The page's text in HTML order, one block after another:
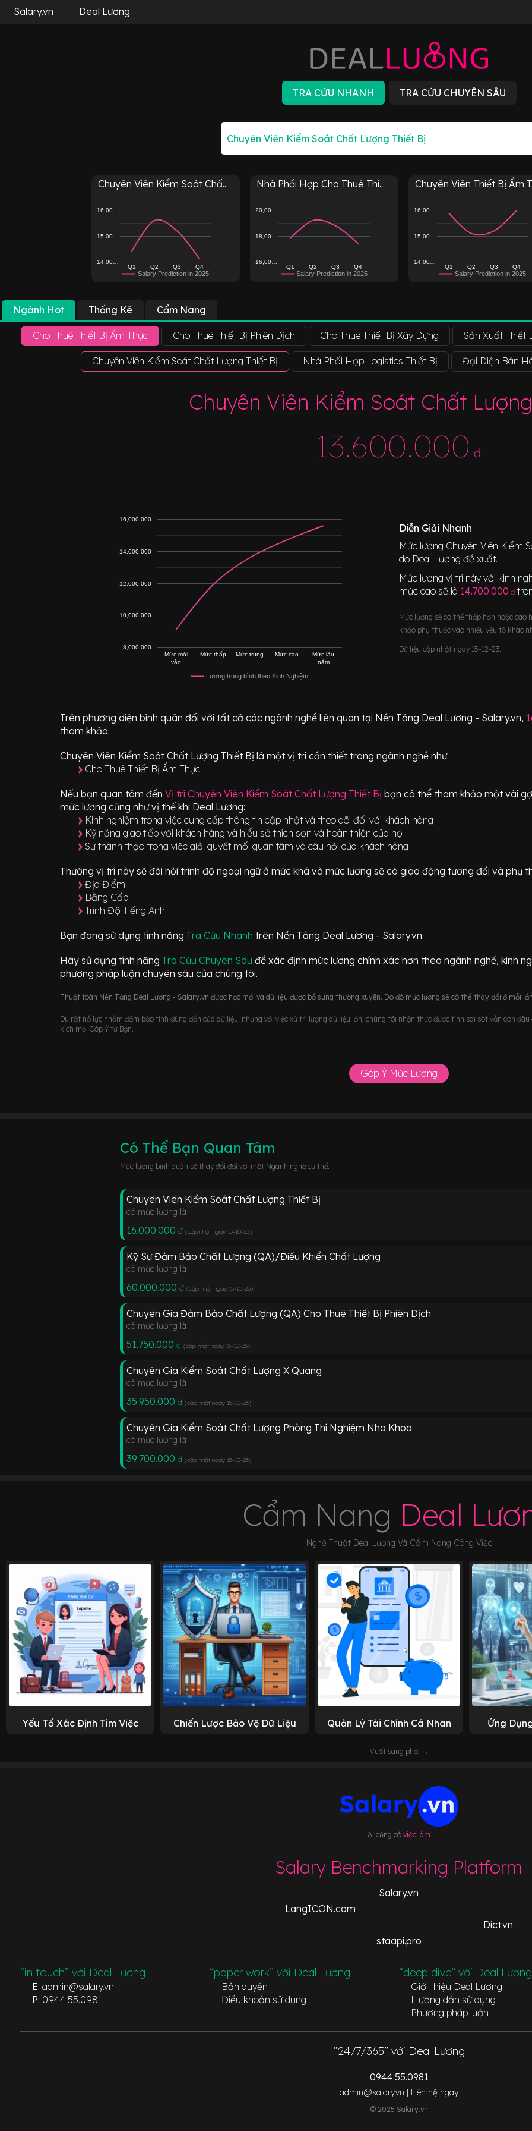
Salary.vn Deal Lương
Chuyên Viên Kiểm Soát Chấ...
Salary Prediction in 2025
Q1 Q2 Q3 Q4
14,00…
15,00…
16,00…
Nhà Phối Hợp Cho Thuê Thi...
Salary Prediction in 2025
Q1 Q2 Q3 Q4
16,00…
18,00…
20,00…
Chuyên Viên Thiết Bị Ẩm
Salary Prediction in 2025
Q1 Q2 Q3 Q4
14,00…
15,00…
16,00…
Ngành Hot Thống Kê Cẩm Nang
Cho Thuê Thiết Bị Ẩm Thực Cho Thuê Thiết Bị Phiên Dịch Cho Thuê Thiết Bị Xây Dựng Sản Xuất Thiết
Chuyên Viên Kiểm Soát Chất Lượng Thiết Bị Nhà Phối Hợp Logistics Thiết Bị Đại Diện Bán
Chuyên Viên Kiểm Soát Chất
13.600.000 đ
Lương trung bình theo Kinh Nghiệm
Mức mới
vào
Mức thấp Mức trung Mức cao
Mức lâu
năm
8,000,000
10,000,000
12,000,000
14,000,000
16,000,000
Diễn Giải Nhanh
Mức lương Chuyên Viên Kiểm
do Deal Lương đề xuất.
Mức lương vị trí này với kinh
mức cao sẽ là 14.700.000 đ
Mức lương sẽ có thể thấp hơn hoặc
khảo phụ thuộc vào nhiều yếu tố khác
Dữ liệu cập nhật ngày 15-12-23.
Trên phương diện bình quân đối với tất cả các ngành nghề liên quan tại Nền Tảng Deal Lương - Salary.vn,
tham khảo.
Chuyên Viên Kiểm Soát Chất Lượng Thiết Bị là một vị trí cần thiết trong ngành nghề như
Cho Thuê Thiết Bị Ẩm Thực
Nếu bạn quan tâm đến Vị trí Chuyên Viên Kiểm Soát Chất Lượng Thiết Bị bạn có thể tham khảo một vài
mức lương cũng như vị thế khi Deal Lương:
Kinh nghiệm trong việc cung cấp thông tin cập nhật và theo dõi đối với khách hàng
Kỹ năng giao tiếp với khách hàng và hiểu sở thích sơn và hoàn thiện của họ
Sự thành thạo trong việc giải quyết mối quan tâm và câu hỏi của khách hàng
Thường vị trí này sẽ đòi hỏi trình độ ngoại ngữ ở mức khá và mức lương sẽ có giao động tương đối và phụ
Địa Điểm
Bằng Cấp
Trình Độ Tiếng Anh
Bạn đang sử dụng tính năng Tra Cứu Nhanh trên Nền Tảng Deal Lương - Salary.vn.
Hãy sử dụng tính năng Tra Cứu Chuyên Sâu để xác định mức lương chính xác hơn theo ngành nghề, kinh
phương pháp luận chuyên sâu của chúng tôi.
Thuật toán Nền Tảng Deal Lương - Salary.vn được học mới và dữ liệu được bổ sung thường xuyên. Do đó mức lương sẽ có thể thay đổi ở mỗi
Dù rất nổ lực nhằm đảm bảo tính đúng đắn của dữ liệu, nhưng với việc xử trí lượng dữ liệu lớn, chúng tôi nhận thức được tính sai sót vẫn còn
kích mọi Góp Ý từ Bạn.
Góp Ý Mức Lương
Có Thể Bạn Quan Tâm
Mức lương bình quân sẽ thay đổi đối với một Ngành nghề cụ thể.
Chuyên Viên Kiểm Soát Chất Lượng Thiết Bị
có mức lương là
16.000.000 đ (cập nhật ngày 15-10-23)
Kỹ Sư Đảm Bảo Chất Lượng (QA)/Điều Khiển Chất Lượng
có mức lương là
60.000.000 đ (cập nhật ngày 15-10-23)
Chuyên Gia Đảm Bảo Chất Lượng (QA) Cho Thuê Thiết Bị Phiên Dịch
có mức lương là
51.750.000 đ (cập nhật ngày 15-10-23)
Chuyên Gia Kiểm Soát Chất Lượng X Quang
có mức lương là
35.950.000 đ (cập nhật ngày 15-10-23)
Chuyên Gia Kiểm Soát Chất Lượng Phòng Thí Nghiệm Nha Khoa
có mức lương là
39.700.000 đ (cập nhật ngày 15-10-23)
Cẩm Nang Deal
Nghệ Thuật Deal Lương Và Cẩm Nang Công Việc
Yếu Tố Xác Định Tìm Việc Chiến Lược Bảo Vệ Dữ Liệu Quản Lý Tài Chính Cá Nhân Ứng
Vuốt sang phải →
Ai cũng cóviệc làm
Salary Benchmarking Platform
Salary.vn
LangICON.com
Dict.vn
staapi.pro
“in touch” với Deal Lương
E: admin@salary.vn
P: 0944.55.0981
“paper work” với Deal Lương
Bản quyền
Điều khoản sử dụng
“deep dive” với Deal Lương
Giới thiệu Deal Lương
Hướng dẫn sử dụng
Phương pháp luận
“24/7/365” với Deal Lương
0944.55.0981
admin@salary.vn | Liên hệ ngay
© 2025 Salary.vn